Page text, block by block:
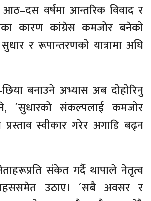
वर्षमा आन्तरिक विवाद र
कारण कांग्रेस कमजोर बनेको
र रूपान्तरणको यात्रामा अघि
बनाउने अभ्यास अब दोहोरिनु
´सुधारको संकल्पलाई कमजोर
स्वीकार गरेर अगाडि बढ्न
संकेत गर्दै थापाले नेतृत्व
उठाए। ´सबै अवसर र